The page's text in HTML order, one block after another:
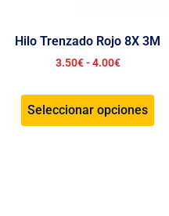
Hilo Trenzado Rojo 8X 3M
3.50€ - 4.00€
Seleccionar opciones